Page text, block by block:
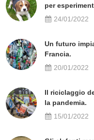
per
24/01/2022
Un futuro
Francia.
20/01/2022
Il riciclaggio
la pandemia.
15/01/2022